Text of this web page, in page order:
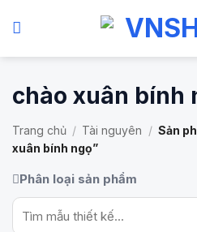
qua
chào xuân bính
Trang chủ / Tài nguyên / Sản
xuân bính ngọ”
Phân loại sản phẩm
Tìm
kiếm: